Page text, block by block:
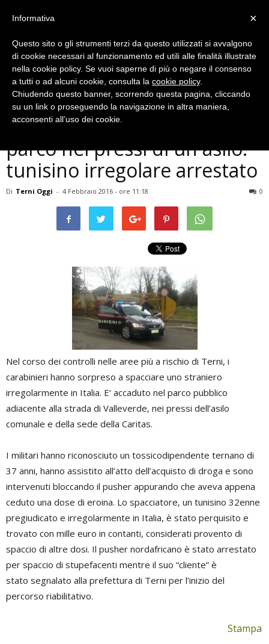
Cronaca
Terni, spaccia eroina al
parco nei pressi di un asilo:
tunisino irregolare arrestato
Di Terni Oggi - 4 Febbraio 2016 - ore 11:18 0
Nel corso dei controlli nelle aree più a rischio di Terni, i
carabinieri hanno sorpreso a spacciare uno straniero
irregolarmente in Italia. E’ accaduto nel parco pubblico
adiacente alla strada di Valleverde, nei pressi dell’asilo
comunale e della sede della Caritas.
I militari hanno riconosciuto un tossicodipendente ternano di
37 anni, hanno assistito all’atto dell’acquisto di droga e sono
intervenuti bloccando il pusher appurando che aveva appena
ceduto una dose di eroina. Lo spacciatore, un tunisino 32enne
pregiudicato e irregolarmente in Italia, è stato perquisito e
trovato con mille euro in contanti, considerati provento di
spaccio di altre dosi. Il pusher nordafricano è stato arrestato
per spaccio di stupefacenti mentre il suo “cliente” è
stato segnalato alla prefettura di Terni per l’inizio del
percorso riabilitativo.
Stampa
×
Informativa
Questo sito o gli strumenti terzi da questo utilizzati si avvalgono
di cookie necessari al funzionamento ed utili alle finalità illustrate
nella cookie policy. Se vuoi saperne di più o negare il consenso
a tutti o ad alcuni cookie, consulta la cookie policy.
Chiudendo questo banner, scorrendo questa pagina, cliccando
su un link o proseguendo la navigazione in altra maniera,
acconsenti all’uso dei cookie.